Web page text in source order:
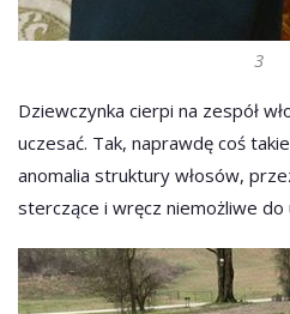
3
Dziewczynka cierpi na zespół
uczesać. Tak, naprawdę coś
anomalia struktury włosów,
sterczące i wręcz niemożliwe do